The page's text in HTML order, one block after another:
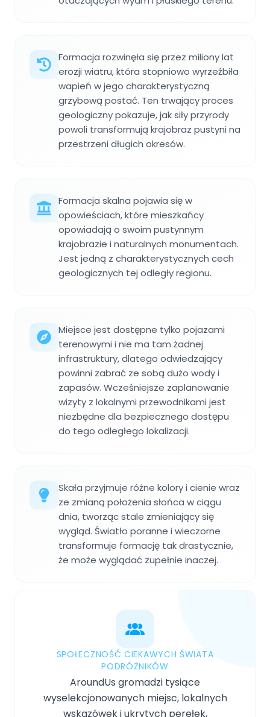
Formacja rozwinęła się przez miliony lat
erozji wiatru, która stopniowo wyrzeźbiła
wapień w jego charakterystyczną
grzybową postać. Ten trwający proces
geologiczny pokazuje, jak siły przyrody
powoli transformują krajobraz pustyni na
przestrzeni długich okresów.
Formacja skalna pojawia się w
opowieściach, które mieszkańcy
opowiadają o swoim pustynnym
krajobrazie i naturalnych monumentach.
Jest jedną z charakterystycznych cech
geologicznych tej odległy regionu.
Miejsce jest dostępne tylko pojazami
terenowymi i nie ma tam żadnej
infrastruktury, dlatego odwiedzający
powinni zabrać ze sobą dużo wody i
zapasów. Wcześniejsze zaplanowanie
wizyty z lokalnymi przewodnikami jest
niezbędne dla bezpiecznego dostępu
do tego odległego lokalizacji.
Skała przyjmuje różne kolory i cienie wraz
ze zmianą położenia słońca w ciągu
dnia, tworząc stale zmieniający się
wygląd. Światło poranne i wieczorne
transformuje formację tak drastycznie,
że może wyglądać zupełnie inaczej.
SPOŁECZNOŚĆ CIEKAWYCH ŚWIATA
PODRÓŻNIKÓW
AroundUs gromadzi tysiące
wyselekcjonowanych miejsc, lokalnych
wskazówek i ukrytych perełek,